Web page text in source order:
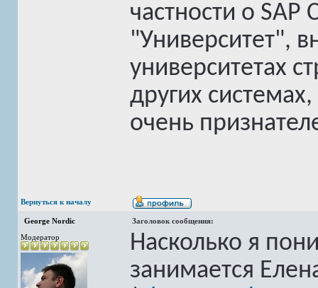
частности о SAP
"Университет",
университетах
других
очень
Вернуться к началу
George Nordic
Заголовок сообщения:
Модератор
Насколько я
занимается